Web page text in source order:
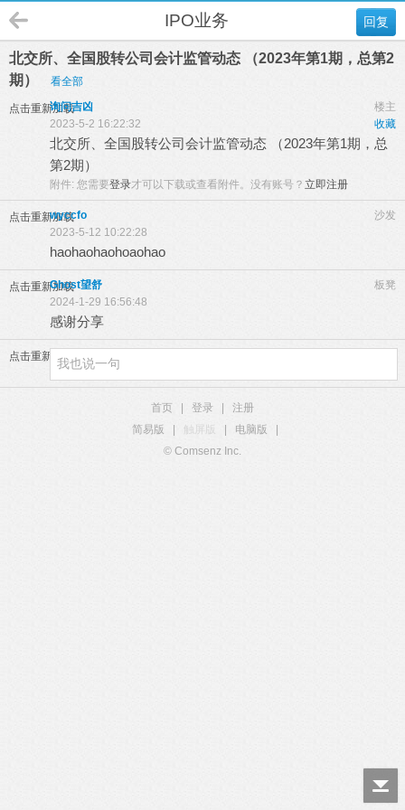
回复
IPO业务
北交所、全国股转公司会计监管动态 （2023年第1期，总第2
期）
看全部
点击重新加载 楼主
询问吉凶
收藏
2023-5-2 16:22:32
北交所、全国股转公司会计监管动态 （2023年第1期，总
第2期）
附件: 您需要登录才可以下载或查看附件。没有账号？ 立即注册
点击重新加载 沙发
wyccfo
2023-5-12 10:22:28
haohaohaohoaohao
点击重新加载 板凳
Ghost望舒
2024-1-29 16:56:48
感谢分享
点击重新加载
首页 登录
注册
简易版
触屏版 电脑版
© Comsenz Inc.